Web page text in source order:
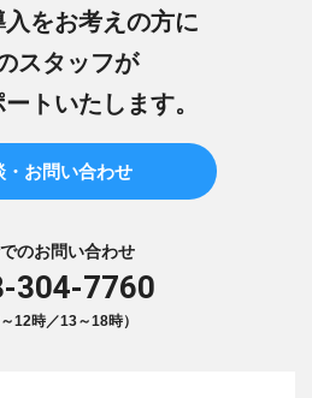
をお考えの方に
スタッフが
トいたします。
・お問い合わせ
のお問い合わせ
304-7760
～12時／13～18時）